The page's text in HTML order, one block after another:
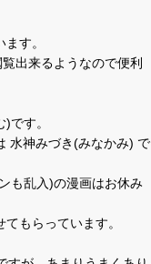
す。
出来るようなので便利
です。
水神みづき(みなかみ) で
も乱入)の漫画はお休み
もらっています。